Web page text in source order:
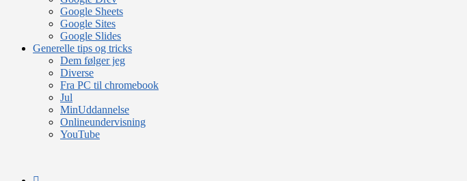
Google Sheets
Google Sites
Google Slides
Generelle tips og tricks
Dem følger jeg
Diverse
Fra PC til chromebook
Jul
MinUddannelse
Onlineundervisning
YouTube